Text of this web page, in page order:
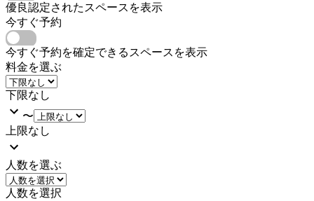
優良認定されたスペースを表示
今すぐ予約
今すぐ予約を確定できるスペースを表示
料金を選ぶ
下限なし
〜
上限なし
人数を選ぶ
人数を選択